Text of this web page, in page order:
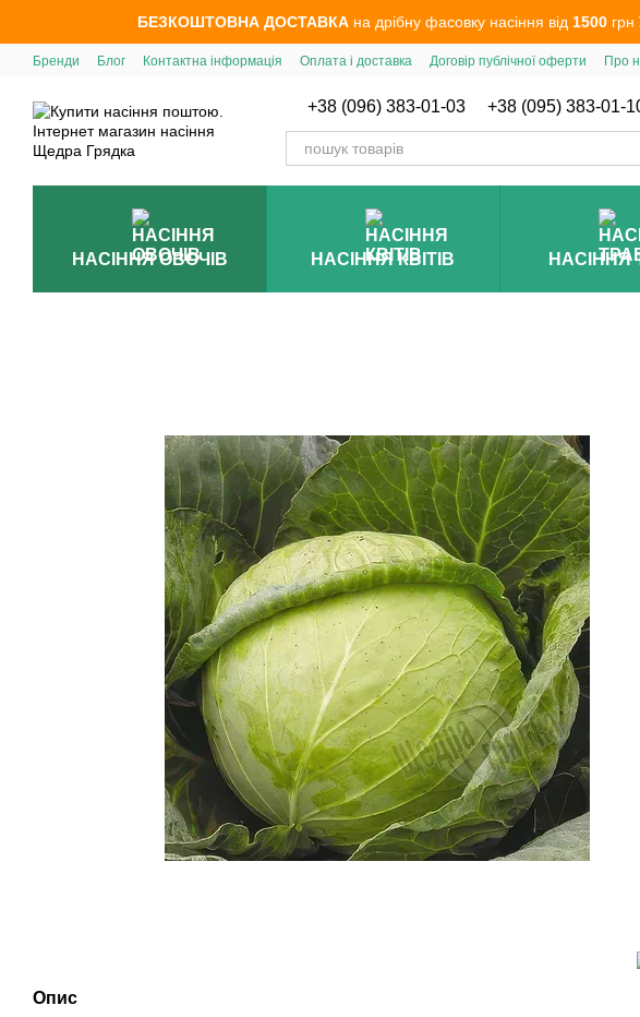
Перейти до основного контентуБЕЗКОШТОВНА ДОСТАВКА на дрібну фасовку насіння від 1500грн
Бренди Блог Контактна інформація Оплата і доставка Договір публічної оферти Про
+38 (096) 383-01-03 +38 (095) 383-01-
НАСІННЯ ОВОЧІВ НАСІННЯ КВІТІВ НАСІННЯ
Опис